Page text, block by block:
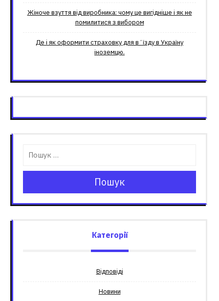
Жіноче взуття від виробника: чому це вигідніше і як не
помилитися з вибором
Де і як оформити страховку для вʼїзду в Україну
іноземцю.
Пошук
Категорії
Відповіді
Новини